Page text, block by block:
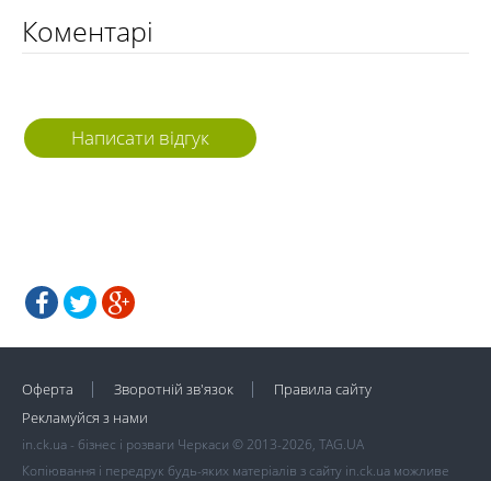
Коментарі
Написати відгук
Оферта Зворотній зв'язок
Правила сайту
Рекламуйся з нами
in.ck.ua - бізнес і розваги Черкаси © 2013-2026, TAG.UA
Копіювання і передрук будь-яких матеріалів з сайту in.ck.ua можливе